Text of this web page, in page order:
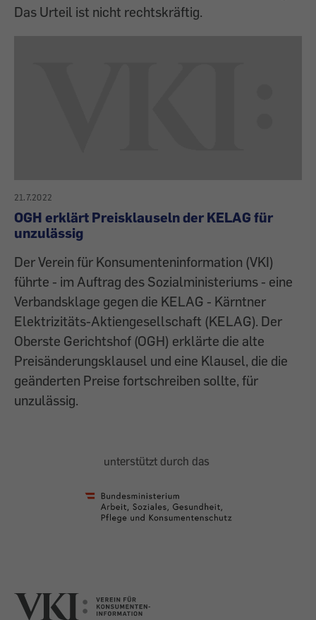
Das Urteil ist nicht rechtskräftig.
21.7.2022
OGH erklärt Preisklauseln der KELAG für
unzulässig
Der Verein für Konsumenteninformation (VKI)
führte - im Auftrag des Sozialministeriums - eine
Verbandsklage gegen die KELAG - Kärntner
Elektrizitäts-Aktiengesellschaft (KELAG). Der
Oberste Gerichtshof (OGH) erklärte die alte
Preisänderungsklausel und eine Klausel, die die
geänderten Preise fortschreiben sollte, für
unzulässig.
unterstützt durch das